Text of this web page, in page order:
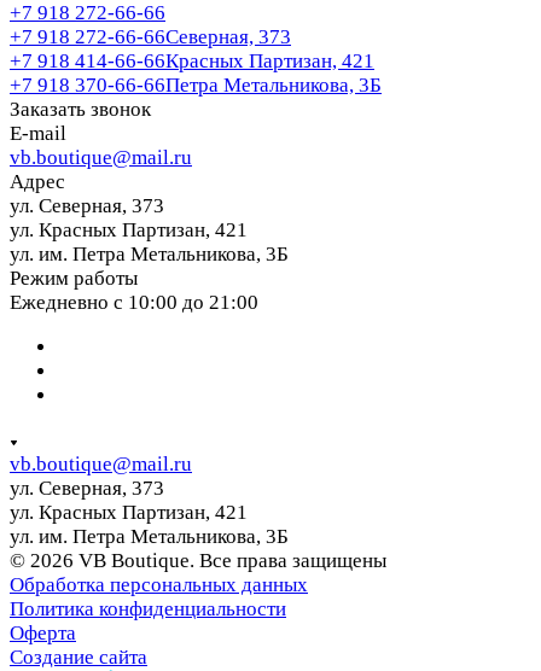
+7 918 272-66-66
+7 918 272-66-66Северная, 373
+7 918 414-66-66Красных Партизан, 421
+7 918 370-66-66Петра Метальникова, 3Б
Заказать звонок
E-mail
vb.boutique@mail.ru
Адрес
ул. Северная, 373
ул. Красных Партизан, 421
ул. им. Петра Метальникова, 3Б
Режим работы
Ежедневно с 10:00 до 21:00
vb.boutique@mail.ru
ул. Северная, 373
ул. Красных Партизан, 421
ул. им. Петра Метальникова, 3Б
© 2026 VB Boutique. Все права защищены
Обработка персональных данных
Политика конфиденциальности
Оферта
Создание сайта